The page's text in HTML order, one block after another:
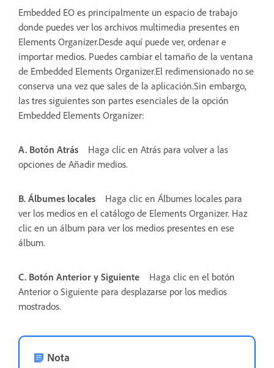
Embedded EO es principalmente un espacio de trabajo
donde puedes ver los archivos multimedia presentes en
Elements Organizer.Desde aquí puede ver, ordenar e
importar medios. Puedes cambiar el tamaño de la ventana
de Embedded Elements Organizer.El redimensionado no se
conserva una vez que sales de la aplicación.Sin embargo,
las tres siguientes son partes esenciales de la opción
Embedded Elements Organizer:
A. Botón Atrás
Haga clic en Atrás para volver a las
opciones de Añadir medios.
B. Álbumes locales
Haga clic en Álbumes locales para
ver los medios en el catálogo de Elements Organizer. Haz
clic en un álbum para ver los medios presentes en ese
álbum.
C. Botón Anterior y Siguiente
Haga clic en el botón
Anterior o Siguiente para desplazarse por los medios
mostrados.
Nota